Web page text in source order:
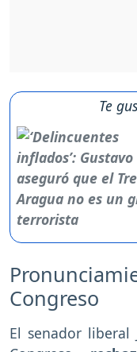
Te
Congreso
El senador liberal